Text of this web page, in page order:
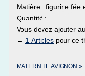
Matière : figurine fée
Quantité :
Vous devez ajouter
→ 1 Articles pour ce
MATERNITE AVIGNON »